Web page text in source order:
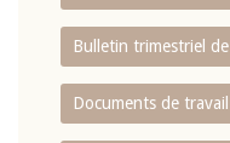
Bulletin trimestriel
Documents de travail